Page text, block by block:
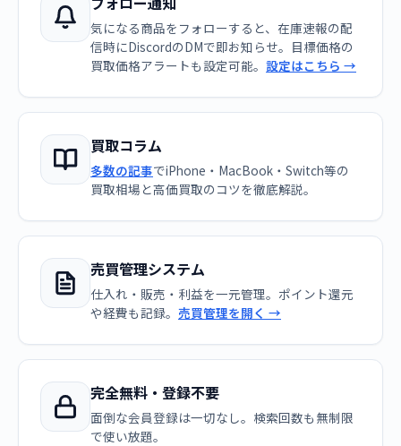
気になる商品をフォローすると、在庫速報の配
信時にDiscordのDMで即お知らせ。目標価格の
買取価格アラートも設定可能。 設定はこちら →
買取コラム
多数の記事でiPhone・MacBook・Switch等の
買取相場と高価買取のコツを徹底解説。
売買管理システム
仕入れ・販売・利益を一元管理。ポイント還元
や経費も記録。 売買管理を開く →
完全無料・登録不要
面倒な会員登録は一切なし。検索回数も無制限
で使い放題。